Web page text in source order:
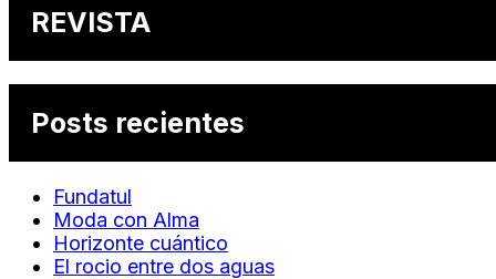
REVISTA
Posts recientes
Fundatul
Moda con Alma
Horizonte cuántico
El rocio entre dos aguas